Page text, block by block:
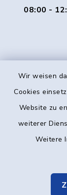
Wir weisen
Cookies
Website zu
weiterer
Weitere
08:00 -